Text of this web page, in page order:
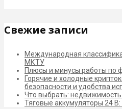
Свежие записи
Международная
МКТУ
Плюсы и минусы работы по
Горячие и холодные
безопасности и удобства
Что выбрать: недвижимость
Тяговые аккумуляторы 24 В: